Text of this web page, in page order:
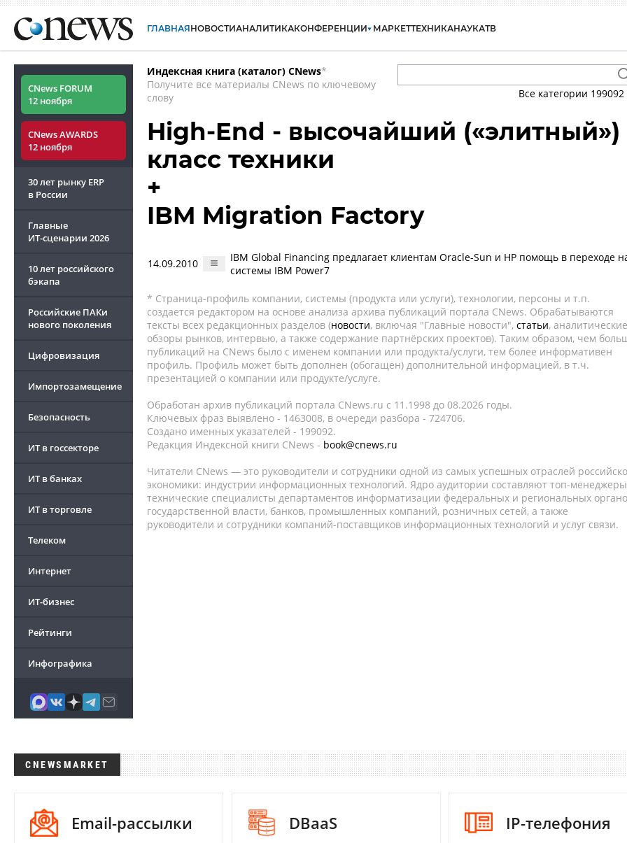
ГЛАВНАЯНОВОСТИАНАЛИТИКАКОНФЕРЕНЦИИ МАРКЕТТЕХНИКАНАУКАТВ
CNews FORUM
12 ноября
CNews AWARDS
12 ноября
30 лет рынку ERP
в России
Главные
ИТ-сценарии 2026
10 лет российского
бэкапа
Российские ПАКи
нового поколения
Цифровизация
Импортозамещение
Безопасность
ИТ в госсекторе
ИТ в банках
ИТ в торговле
Телеком
Интернет
ИТ-бизнес
Рейтинги
Инфографика
Индексная книга (каталог) CNews*
Получите все материалы CNews по ключевому
слову
Все категории 199092
High-End - высочайший («элитный»)
класс техники
+
IBM Migration Factory
14.09.2010
IBM Global Financing предлагает клиентам Oracle-Sun и HP помощь в переходе
системы IBM Power7
* Страница-профиль компании, системы (продукта или услуги), технологии, персоны и т.п.
создается редактором на основе анализа архива публикаций портала CNews. Обрабатываются
тексты всех редакционных разделов (новости, включая "Главные новости", статьи, аналитические
обзоры рынков, интервью, а также содержание партнёрских проектов). Таким образом, чем
публикаций на CNews было с именем компании или продукта/услуги, тем более информативен
профиль. Профиль может быть дополнен (обогащен) дополнительной информацией, в т.ч.
презентацией о компании или продукте/услуге.
Обработан архив публикаций портала CNews.ru c 11.1998 до 08.2026 годы.
Ключевых фраз выявлено - 1463008, в очереди разбора - 724706.
Создано именных указателей - 199092.
Редакция Индексной книги CNews - book@cnews.ru
Читатели CNews — это руководители и сотрудники одной из самых успешных отраслей
экономики: индустрии информационных технологий. Ядро аудитории составляют топ-
технические специалисты департаментов информатизации федеральных и региональных
государственной власти, банков, промышленных компаний, розничных сетей, а также
руководители и сотрудники компаний-поставщиков информационных технологий и услуг связи.
CNEWSMARKET
Email-рассылки DBaaS IP-телефония